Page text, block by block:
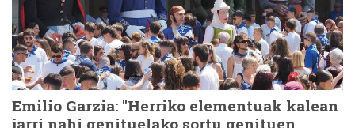
Emilio Garzia: "Herriko elementuak kalean
jarri nahi genituelako sortu genituen